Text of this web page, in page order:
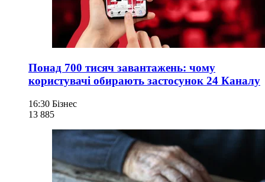
Понад 700 тисяч завантажень: чому
користувачі обирають застосунок 24 Каналу
16:30 Бізнес
13 885